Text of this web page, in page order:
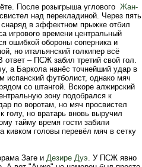
После розыгрыша углового Жан-
над перекладиной. Через пять
снаряд в эффектном прыжке отбил
игрового времени центральный
ошибкой обороны соперника и
но итальянский голкипер всё
– ПСЖ забил третий свой гол.
а Баркола нанёс точнейший удар в
испанский футболист, однако мяч
со штангой. Вскоре алжирский
зону подобрался к
по воротам, но мяч просвистел
голу, но вратарь вновь выручил
тайму время гости забили
кивком головы перевёл мяч в сетку
Заге и Дезире Дуэ. У ПСЖ явно